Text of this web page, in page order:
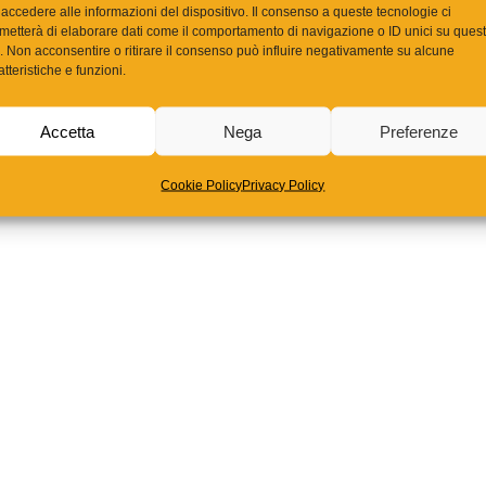
alle informazioni del dispositivo. Il consenso a queste tecnologie ci
di elaborare dati come il comportamento di navigazione o ID unici su
Non acconsentire o ritirare il consenso può influire negativamente su alcune
e funzioni.
Accetta Nega Preferenze
Cookie PolicyPrivacy Policy